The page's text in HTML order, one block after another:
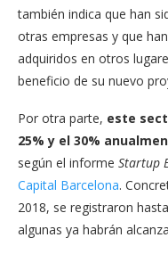
también indica que han
otras empresas y que
adquiridos en otros
beneficio de su nuevo
Por otra parte, este
25% y el 30%
según el informe Startup
Capital Barcelona.
2018, se registraron
algunas ya habrán